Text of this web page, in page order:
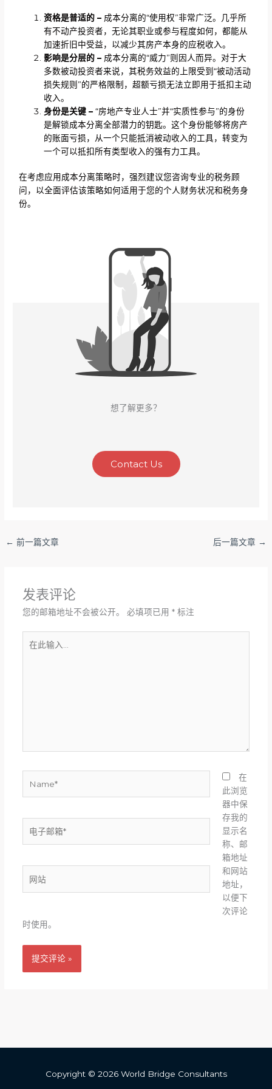
资格是普适的 – 成本分离的“使用权”非常广泛。几乎所
有不动产投资者，无论其职业或参与程度如何，都能从
加速折旧中受益，以减少其房产本身的应税收入。
影响是分层的 – 成本分离的“威力”则因人而异。对于大
多数被动投资者来说，其税务效益的上限受到“被动活动
损失规则”的严格限制，超额亏损无法立即用于抵扣主动
收入。
身份是关键 –“房地产专业人士”并“实质性参与”的身份
是解锁成本分离全部潜力的钥匙。这个身份能够将房产
的账面亏损，从一个只能抵消被动收入的工具，转变为
一个可以抵扣所有类型收入的强有力工具。
在考虑应用成本分离策略时，强烈建议您咨询专业的税务顾
问，以全面评估该策略如何适用于您的个人财务状况和税务身
份。
想了解更多？
Contact Us
← 前一篇文章 后一篇文章 →
发表评论
您的邮箱地址不会被公开。 必填项已用 *标注
箱
站
在
此浏览
器中保
存我的
显示名
称、邮
箱地址
和网站
地址，
以便下
次评论
时使用。
Copyright © 2026 World Bridge Consultants